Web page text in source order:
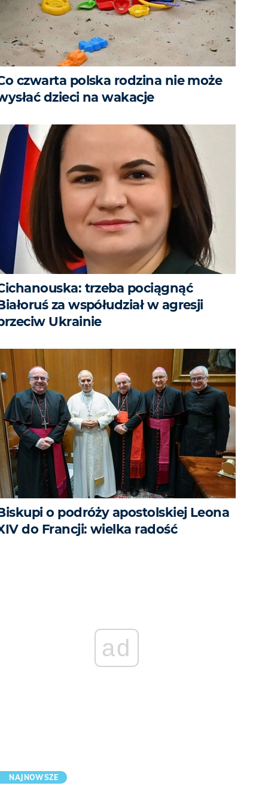
czwarta polska rodzina nie może
dzieci na wakacje
trzeba pociągnąć
za współudział w agresji
Ukrainie
o podróży apostolskiej Leona
do Francji: wielka radość
ad
NAJNOWSZE